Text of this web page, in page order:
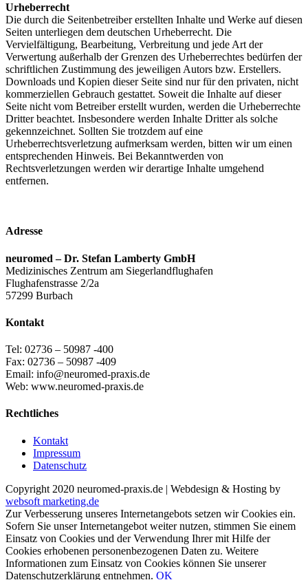
Urheberrecht
Die durch die Seitenbetreiber erstellten Inhalte und Werke auf diesen
Seiten unterliegen dem deutschen Urheberrecht. Die
Vervielfältigung, Bearbeitung, Verbreitung und jede Art der
Verwertung außerhalb der Grenzen des Urheberrechtes bedürfen der
schriftlichen Zustimmung des jeweiligen Autors bzw. Erstellers.
Downloads und Kopien dieser Seite sind nur für den privaten, nicht
kommerziellen Gebrauch gestattet. Soweit die Inhalte auf dieser
Seite nicht vom Betreiber erstellt wurden, werden die Urheberrechte
Dritter beachtet. Insbesondere werden Inhalte Dritter als solche
gekennzeichnet. Sollten Sie trotzdem auf eine
Urheberrechtsverletzung aufmerksam werden, bitten wir um einen
entsprechenden Hinweis. Bei Bekanntwerden von
Rechtsverletzungen werden wir derartige Inhalte umgehend
entfernen.
Adresse
neuromed – Dr. Stefan Lamberty GmbH
Medizinisches Zentrum am Siegerlandflughafen
Flughafenstrasse 2/2a
57299 Burbach
Kontakt
Tel: 02736 – 50987 -400
Fax: 02736 – 50987 -409
Email: info@neuromed-praxis.de
Web: www.neuromed-praxis.de
Rechtliches
Kontakt
Impressum
Datenschutz
Copyright 2020 neuromed-praxis.de | Webdesign & Hosting by
websoft marketing.de
Zur Verbesserung unseres Internetangebots setzen wir Cookies ein.
Sofern Sie unser Internetangebot weiter nutzen, stimmen Sie einem
Einsatz von Cookies und der Verwendung Ihrer mit Hilfe der
Cookies erhobenen personenbezogenen Daten zu. Weitere
Informationen zum Einsatz von Cookies können Sie unserer
Datenschutzerklärung entnehmen. OK